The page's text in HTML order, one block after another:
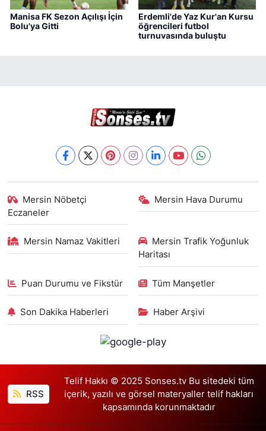
Manisa FK Sezon Açılışı İçin
Bolu'ya Gitti
Erdemli'de Yaz Kur'an Kursu
öğrencileri futbol
turnuvasında buluştu
Mersin Nöbetçi
Eczaneler
Mersin Hava Durumu
Mersin Namaz Vakitleri
Mersin Trafik Yoğunluk
Haritası
Puan Durumu ve Fikstür Tüm Manşetler
Son Dakika Haberleri Haber Arşivi
RSS
Telif Hakkı © 2025 Sonses.tv Bu sitedeki tüm
içerik, yazılı ve görsel materyaller telif hakları
kapsamında korunmaktadır